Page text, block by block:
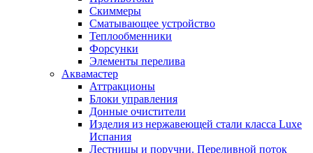
Скиммеры
Сматывающее устройство
Теплообменники
Форсунки
Элементы перелива
Аквамастер
Аттракционы
Блоки управления
Донные очистители
Изделия из нержавеющей стали класса Luxe
Испания
Лестницы и поручни. Переливной поток